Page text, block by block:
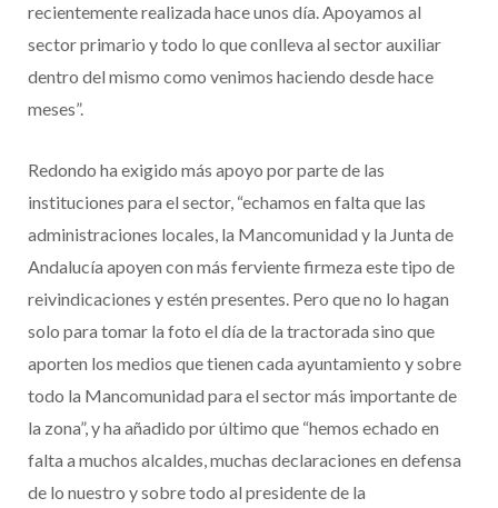
recientemente realizada hace unos día. Apoyamos al
sector primario y todo lo que conlleva al sector auxiliar
dentro del mismo como venimos haciendo desde hace
meses”.
Redondo ha exigido más apoyo por parte de las
instituciones para el sector, “echamos en falta que las
administraciones locales, la Mancomunidad y la Junta de
Andalucía apoyen con más ferviente firmeza este tipo de
reivindicaciones y estén presentes. Pero que no lo hagan
solo para tomar la foto el día de la tractorada sino que
aporten los medios que tienen cada ayuntamiento y sobre
todo la Mancomunidad para el sector más importante de
la zona”, y ha añadido por último que “hemos echado en
falta a muchos alcaldes, muchas declaraciones en defensa
de lo nuestro y sobre todo al presidente de la